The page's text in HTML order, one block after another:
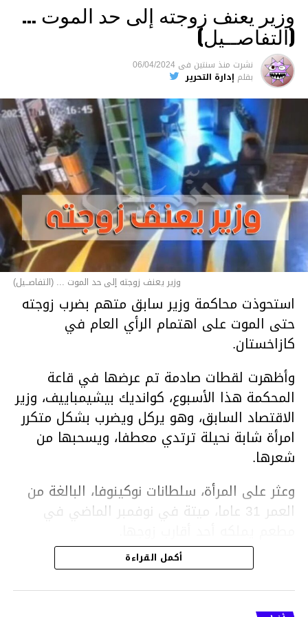
وزير يعنف زوجته إلى حد الموت …
(التفاصــيل)
نشرت منذ سنتين فى 06/04/2024
بقلم إدارة التحرير
وزير يعنف زوجته إلى حد الموت ... (التفاصــيل)
استحوذت محاكمة وزير سابق متهم بضرب زوجته
حتى الموت على اهتمام الرأي العام في
كازاخستان.
وأظهرت لقطات صادمة تم عرضها في قاعة
المحكمة هذا الأسبوع، كوانديك بيشيمباييف، وزير
الاقتصاد السابق، وهو يركل ويضرب بشكل متكرر
امرأة شابة نحيلة ترتدي معطفا، ويسحبها من
شعرها.
وعثر على المرأة، سلطانات نوكينوفا، البالغة من
العمر 31 عاما، ميتة في نوفمبر الماضي في
ووفقا لتقرير الطبيب الشرعي، توفيت نوكينوفا
متأثرة بصدمة في الدماغ، وكانت إحدى عظام
أنفها مكسورة وكانت هناك كدمات متعددة على
أكمل القراءة